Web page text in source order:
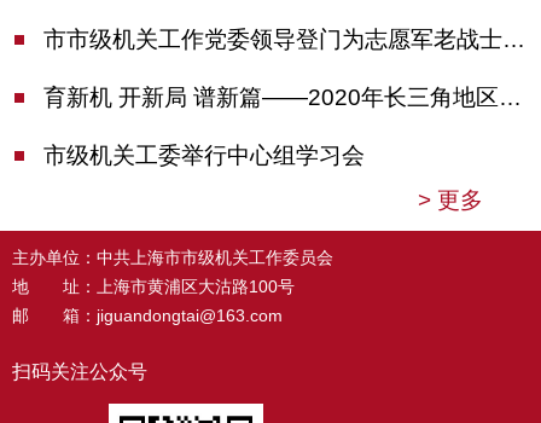
市市级机关工作党委领导登门为志愿军老战士佩戴纪念章
育新机 开新局 谱新篇——2020年长三角地区机关党建工作研讨会在南京召开
市级机关工委举行中心组学习会
> 更多